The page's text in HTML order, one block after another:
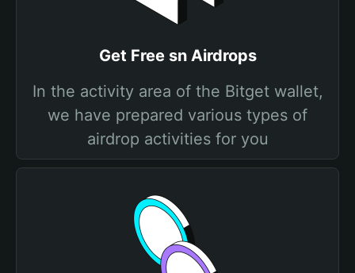
Get Free sn Airdrops
In the activity area of the Bitget wallet,
we have prepared various types of
airdrop activities for you